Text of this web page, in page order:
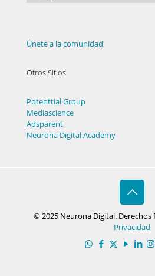
Únete a la comunidad
Otros Sitios
Potenttial Group
Mediascience
Adsparent
Neurona Digital Academy
© 2025 Neurona Digital. Derechos
Privacidad